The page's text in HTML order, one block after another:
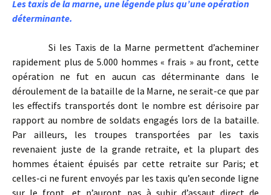
Les taxis de la marne, une légende plus qu’une opération
déterminante.
Si les Taxis de la Marne permettent d’acheminer
rapidement plus de 5.000 hommes « frais » au front, cette
opération ne fut en aucun cas déterminante dans le
déroulement de la bataille de la Marne, ne serait-ce que par
les effectifs transportés dont le nombre est dérisoire par
rapport au nombre de soldats engagés lors de la bataille.
Par ailleurs, les troupes transportées par les taxis
revenaient juste de la grande retraite, et la plupart des
hommes étaient épuisés par cette retraite sur Paris; et
celles-ci ne furent envoyés par les taxis qu’en seconde ligne
sur le front, et n’auront pas à subir d’assaut direct de